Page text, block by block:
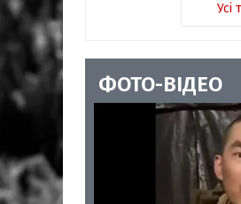
Усі
ФОТО-ВІДЕО